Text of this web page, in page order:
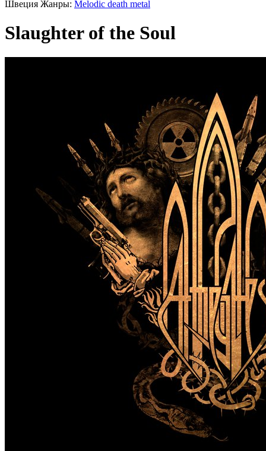
Швеция Жанры: Melodic death metal
Slaughter of the Soul